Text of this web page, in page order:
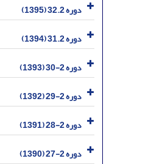
دوره 32.2 (1395)
دوره 31.2 (1394)
دوره 2-30 (1393)
دوره 2-29 (1392)
دوره 2-28 (1391)
دوره 2-27 (1390)